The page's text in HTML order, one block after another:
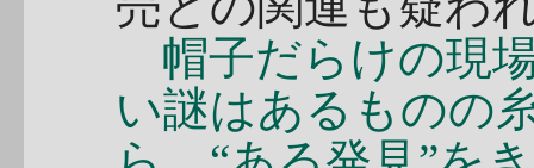
帽子だらけの現
い謎はあるものの